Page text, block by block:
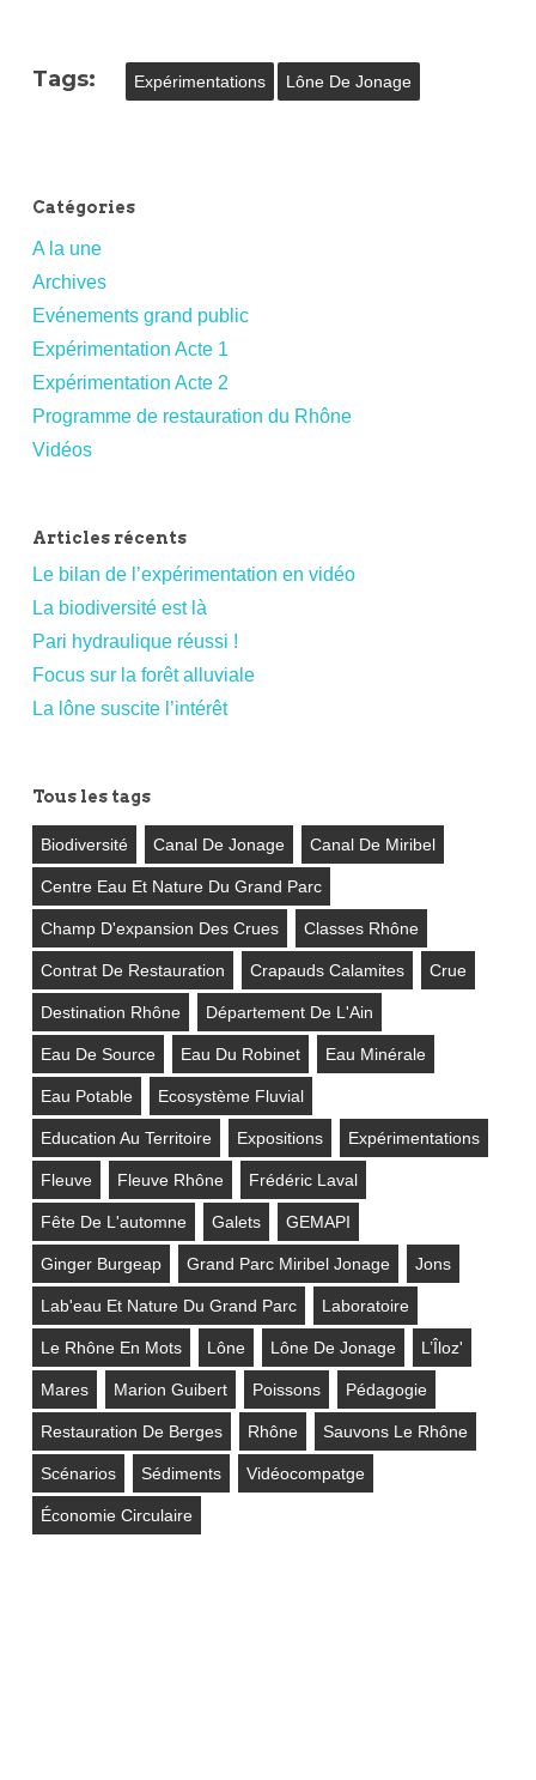
Tags: Expérimentations Lône De Jonage
Catégories
A la une
Archives
Evénements grand public
Expérimentation Acte 1
Expérimentation Acte 2
Programme de restauration du Rhône
Vidéos
Articles récents
Le bilan de l’expérimentation en vidéo
La biodiversité est là
Pari hydraulique réussi !
Focus sur la forêt alluviale
La lône suscite l’intérêt
Tous les tags
Biodiversité Canal De Jonage Canal De Miribel
Centre Eau Et Nature Du Grand Parc
Champ D'expansion Des Crues Classes Rhône
Contrat De Restauration Crapauds Calamites Crue
Destination Rhône Département De L'Ain
Eau De Source Eau Du Robinet Eau Minérale
Eau Potable Ecosystème Fluvial
Education Au Territoire Expositions Expérimentations
Fleuve Fleuve Rhône Frédéric Laval
Fête De L'automne Galets GEMAPI
Ginger Burgeap Grand Parc Miribel Jonage Jons
Lab'eau Et Nature Du Grand Parc Laboratoire
Le Rhône En Mots Lône Lône De Jonage L’Îloz'
Mares Marion Guibert Poissons Pédagogie
Restauration De Berges Rhône Sauvons Le Rhône
Scénarios Sédiments Vidéocompatge
Économie Circulaire